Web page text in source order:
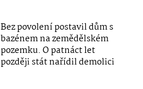
Bez povolení postavil dům s
bazénem na zemědělském
pozemku. O patnáct let
později stát nařídil demolici